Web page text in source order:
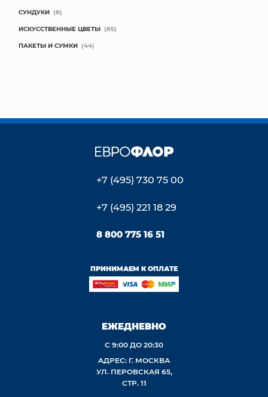
СУНДУКИ (8)
ИСКУССТВЕННЫЕ ЦВЕТЫ (85)
ПАКЕТЫ И СУМКИ (44)
+7 (495) 730 75 00
+7 (495) 221 18 29
8 800 775 16 51
ПРИНИМАЕМ К ОПЛАТЕ
ЕЖЕДНЕВНО
С 9:00 ДО 20:30
АДРЕС: Г. МОСКВА
УЛ. ПЕРОВСКАЯ 65,
СТР. 11